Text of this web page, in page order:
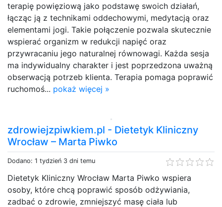
terapię powięziową jako podstawę swoich działań,
łącząc ją z technikami oddechowymi, medytacją oraz
elementami jogi. Takie połączenie pozwala skutecznie
wspierać organizm w redukcji napięć oraz
przywracaniu jego naturalnej równowagi. Każda sesja
ma indywidualny charakter i jest poprzedzona uważną
obserwacją potrzeb klienta. Terapia pomaga poprawić
ruchomoś... pokaż więcej »
zdrowiejzpiwkiem.pl - Dietetyk Kliniczny
Wrocław – Marta Piwko
Dodano: 1 tydzień 3 dni temu
Dietetyk Kliniczny Wrocław Marta Piwko wspiera
osoby, które chcą poprawić sposób odżywiania,
zadbać o zdrowie, zmniejszyć masę ciała lub